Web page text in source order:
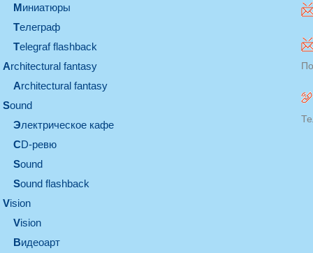
миниатюры
телеграф
Telegraf flashback
architectural fantasy
architectural fantasy
sound
электрическое кафе
CD-ревю
sound
Sound flashback
vision
vision
видеоарт